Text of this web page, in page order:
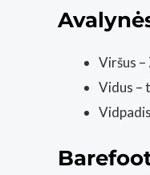
Viršus
Vidus –